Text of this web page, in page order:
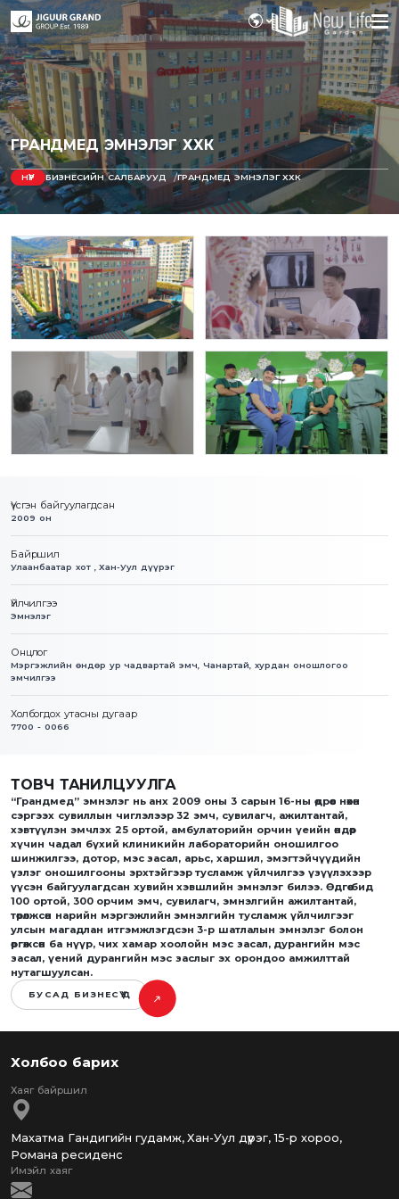
ГРАНДМЕД ЭМНЭЛЭГ ХХК
НҮҮР БИЗНЕСИЙН САЛБАРУУД ГРАНДМЕД ЭМНЭЛЭГ ХХК
Үүсгэн байгуулагдсан
2009 он
Байршил
Улаанбаатар хот , Хан-Уул дүүрэг
Үйлчилгээ
Эмнэлэг
Онцлог
Мэргэжлийн өндөр ур чадвартай эмч, Чанартай, хурдан оношлогоо
эмчилгээ
Холбогдох утасны дугаар
7700 - 0066
ТОВЧ ТАНИЛЦУУЛГА
“Грандмед” эмнэлэг нь анх 2009 оны 3 сарын 16-ны өдрөөс нөхөн
сэргээх сувиллын чиглэлээр 32 эмч, сувилагч, ажилтантай,
хэвтүүлэн эмчлэх 25 ортой, амбулаторийн орчин үеийн өндөр
хүчин чадал бүхий клиникийн лабораторийн оношилгоо
шинжилгээ, дотор, мэс засал, арьс, харшил, эмэгтэйчүүдийн
үзлэг оношилгооны эрхтэйгээр тусламж үйлчилгээ үзүүлэхээр
үүсэн байгуулагдсан хувийн хэвшлийн эмнэлэг билээ. Өдгөө бид
100 ортой, 300 орчим эмч, сувилагч, эмнэлгийн ажилтантай,
төрөлжсөн нарийн мэргэжлийн эмнэлгийн тусламж үйлчилгээг
улсын магадлан итгэмжлэгдсэн 3-р шатлалын эмнэлэг болон
өргөжсөн ба нүүр, чих хамар хоолойн мэс засал, дурангийн мэс
засал, үений дурангийн мэс заслыг эх орондоо амжилттай
нутагшуулсан.
БУСАД БИЗНЕСҮҮД
Холбоо барих
Махатма Гандигийн гудамж, Хан-Уул дүүрэг, 15-р хороо,
Романа ресиденс